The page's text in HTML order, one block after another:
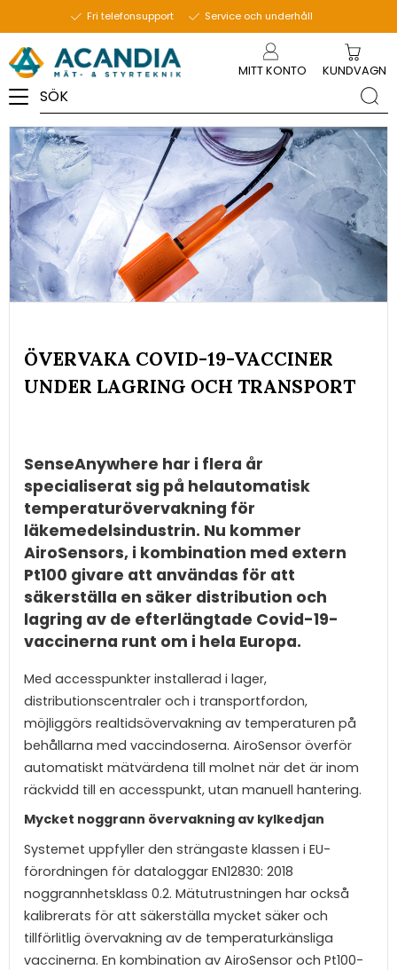
Fri telefonsupport Service och underhåll
MITT KONTO KUNDVAGN
ÖVERVAKA COVID-19-VACCINER
UNDER LAGRING OCH TRANSPORT
SenseAnywhere har i flera år
specialiserat sig på helautomatisk
temperaturövervakning för
läkemedelsindustrin. Nu kommer
AiroSensors, i kombination med extern
Pt100 givare att användas för att
säkerställa en säker distribution och
lagring av de efterlängtade Covid-19-
vaccinerna runt om i hela Europa.
Med accesspunkter installerad i lager,
distributionscentraler och i transportfordon,
möjliggörs realtidsövervakning av temperaturen på
behållarna med vaccindoserna. AiroSensor överför
automatiskt mätvärdena till molnet när det är inom
räckvidd till en accesspunkt, utan manuell hantering.
Mycket noggrann övervakning av kylkedjan
Systemet uppfyller den strängaste klassen i EU-
förordningen för dataloggar EN12830: 2018
noggrannhetsklass 0.2. Mätutrustningen har också
kalibrerats för att säkerställa mycket säker och
tillförlitlig övervakning av de temperaturkänsliga
vaccinerna. En kombination av AiroSensor och Pt100-